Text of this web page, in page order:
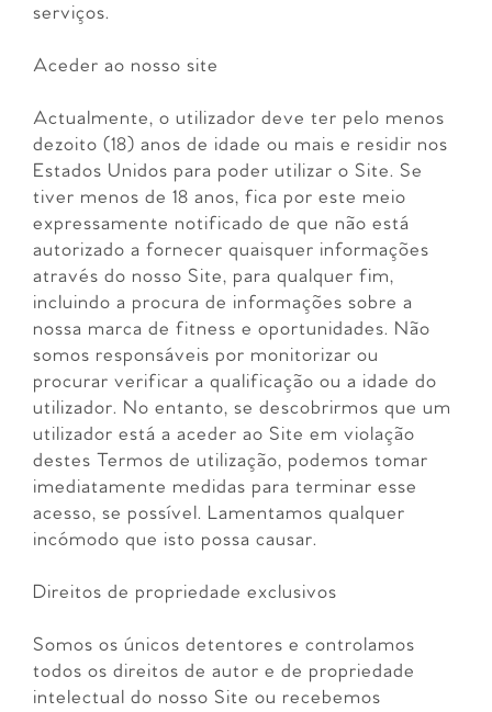
serviços.
Aceder ao nosso site
Actualmente, o utilizador deve ter pelo menos
dezoito (18) anos de idade ou mais e residir nos
Estados Unidos para poder utilizar o Site. Se
tiver menos de 18 anos, fica por este meio
expressamente notificado de que não está
autorizado a fornecer quaisquer informações
através do nosso Site, para qualquer fim,
incluindo a procura de informações sobre a
nossa marca de fitness e oportunidades. Não
somos responsáveis por monitorizar ou
procurar verificar a qualificação ou a idade do
utilizador. No entanto, se descobrirmos que um
utilizador está a aceder ao Site em violação
destes Termos de utilização, podemos tomar
imediatamente medidas para terminar esse
acesso, se possível. Lamentamos qualquer
incómodo que isto possa causar.
Direitos de propriedade exclusivos
Somos os únicos detentores e controlamos
todos os direitos de autor e de propriedade
intelectual do nosso Site ou recebemos